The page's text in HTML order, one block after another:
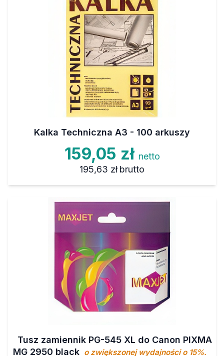
Kalka Techniczna A3 - 100 arkuszy
159,05 zł netto
195,63 zł brutto
Tusz zamiennik PG-545 XL do Canon PIXMA
MG 2950 black o zwiększonej wydajności o 15%.